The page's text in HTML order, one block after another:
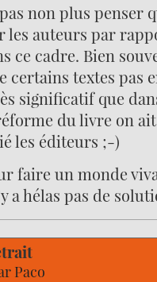
non plus penser
les auteurs par
ce cadre. Bien
certains textes pas
significatif que
du livre on
les éditeurs ;-)
faire un monde
a hélas pas de
Paco